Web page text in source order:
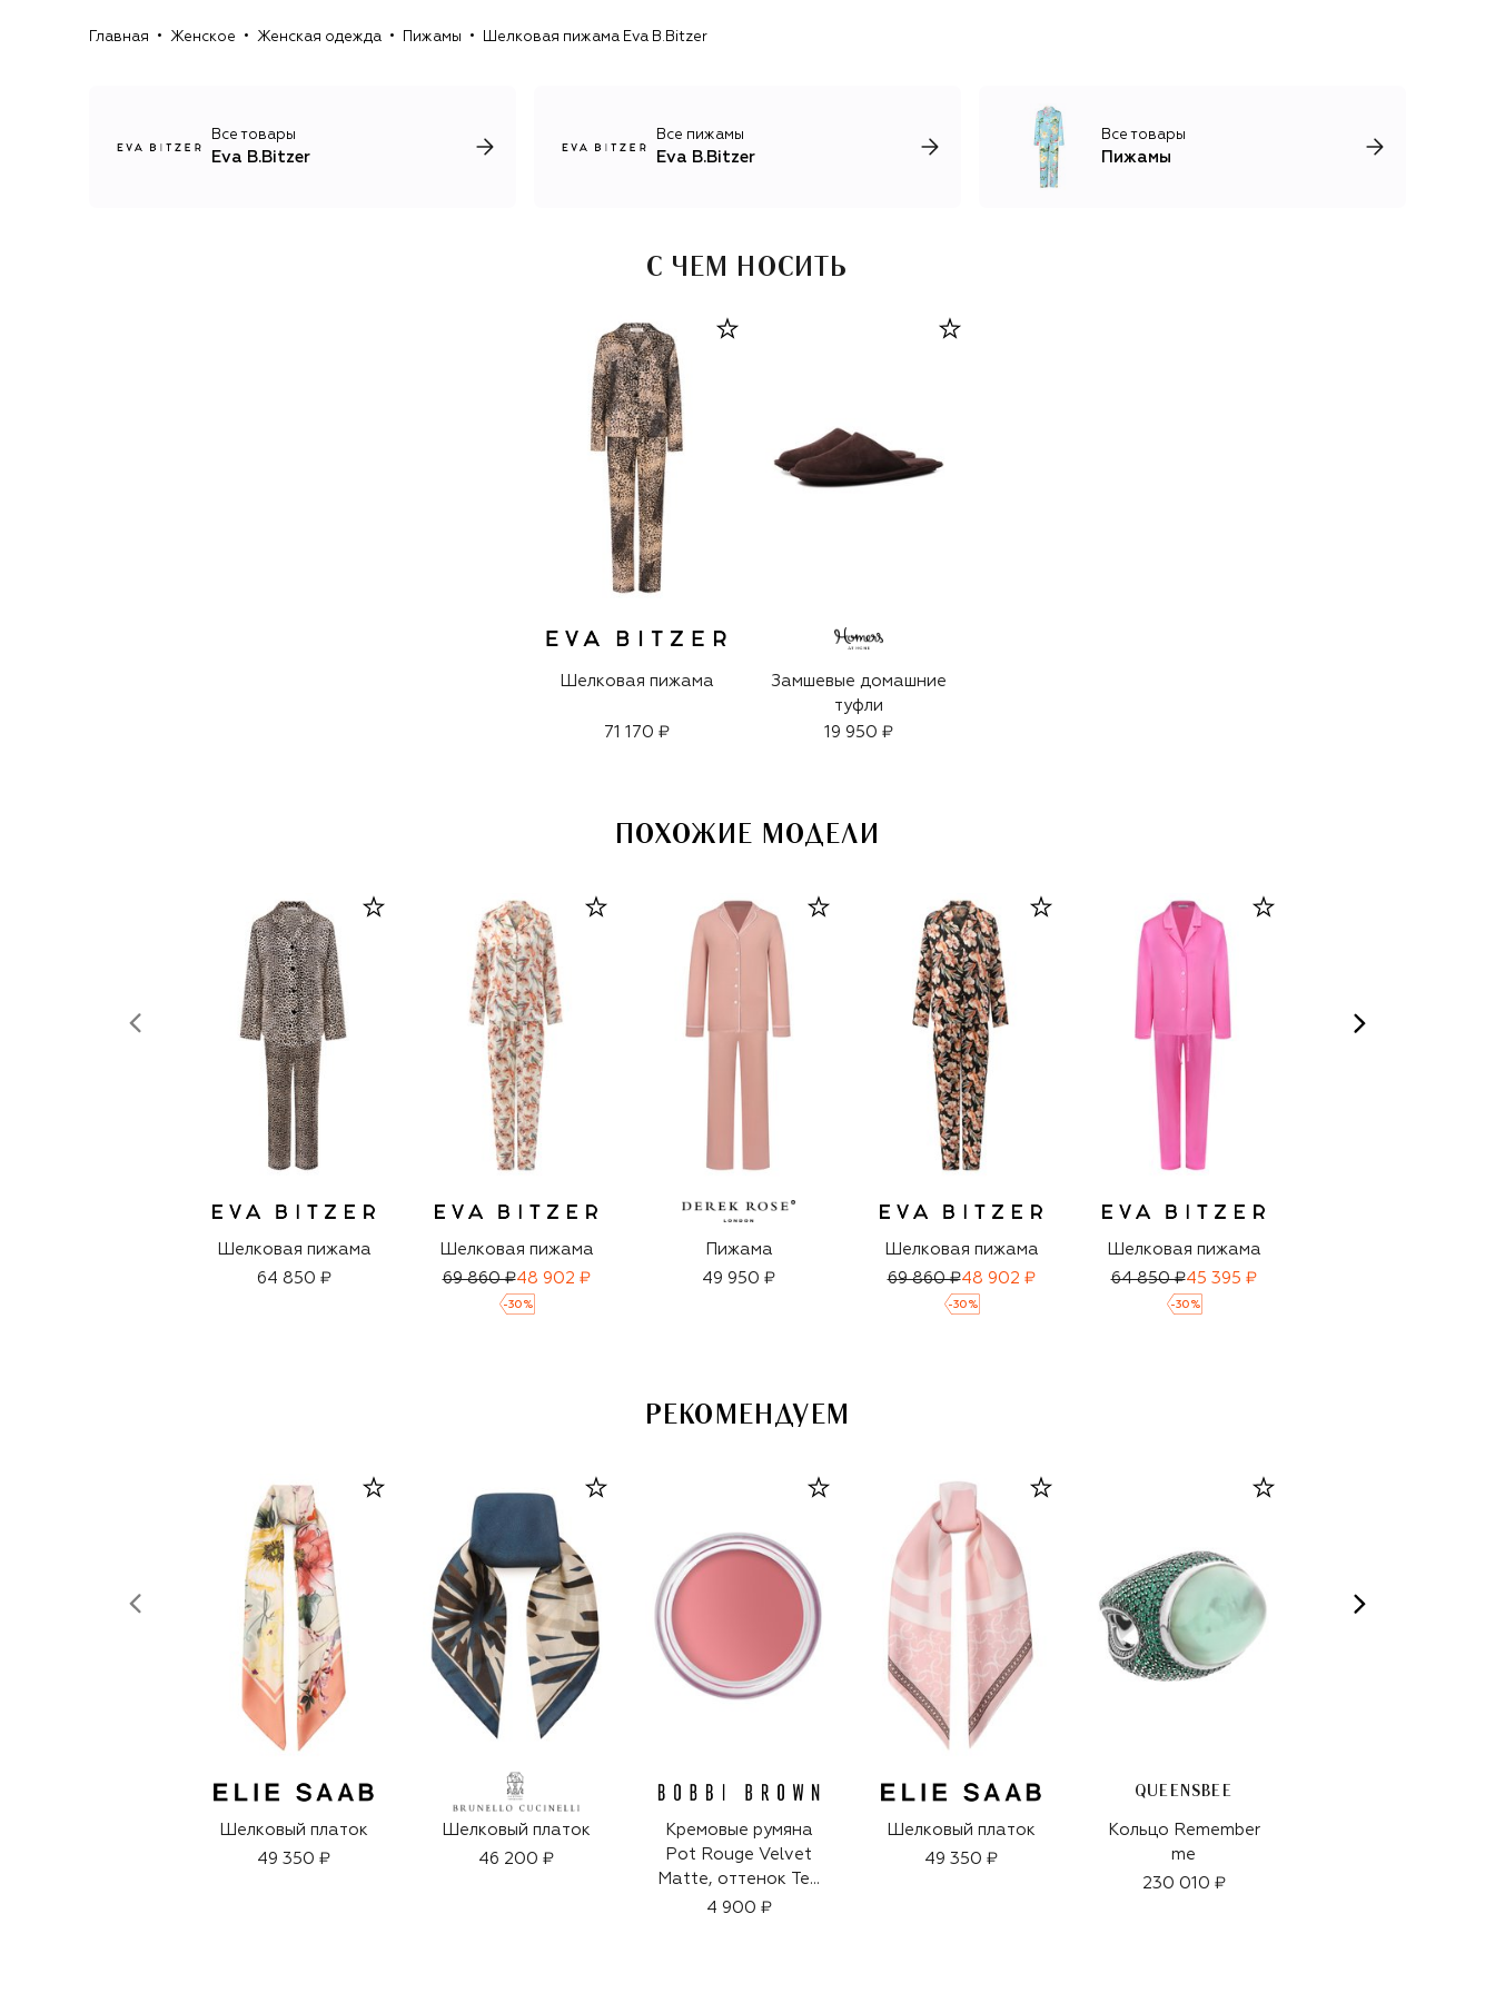
Главная Женское Женская одежда Пижамы Шелковая пижама Eva B.Bitzer
Все товары
Eva B.Bitzer
Все пижамы
Eva B.Bitzer
Все товары
Пижамы
С ЧЕМ НОСИТЬ
Шелковая пижама
71 170 ₽
Замшевые домашние
туфли
19 950 ₽
ПОХОЖИЕ МОДЕЛИ
Шелковая пижама
64 850 ₽
Шелковая пижама
69 860 ₽48 902 ₽
-30 %
Пижама
49 950 ₽
Шелковая пижама
69 860 ₽48 902 ₽
-30 %
Шелковая пижама
64 850 ₽45 395 ₽
-30 %
РЕКОМЕНДУЕМ
Шелковый платок
49 350 ₽
Шелковый платок
46 200 ₽
Кремовые румяна
Pot Rouge Velvet
Matte, оттенок Tea
Rose (8,5g)
4 900 ₽
Шелковый платок
49 350 ₽
QUEENSBEE
Кольцо Remember
me
230 010 ₽